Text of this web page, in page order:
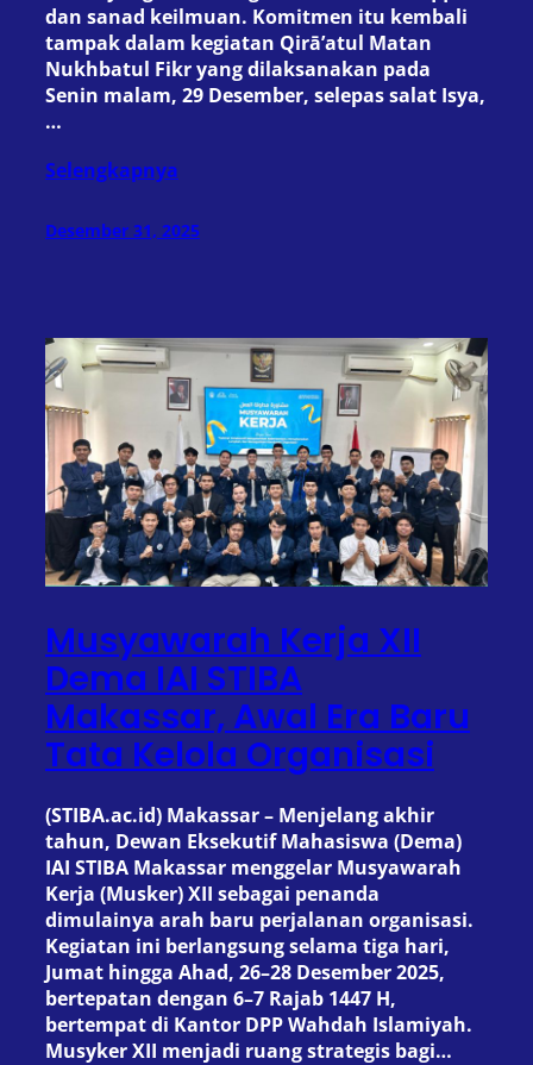
dan sanad keilmuan. Komitmen itu kembali
tampak dalam kegiatan Qirā’atul Matan
Nukhbatul Fikr yang dilaksanakan pada
Senin malam, 29 Desember, selepas salat Isya,
…
Selengkapnya
Desember 31, 2025
Musyawarah Kerja XII
Dema IAI STIBA
Makassar, Awal Era Baru
Tata Kelola Organisasi
(STIBA.ac.id) Makassar – Menjelang akhir
tahun, Dewan Eksekutif Mahasiswa (Dema)
IAI STIBA Makassar menggelar Musyawarah
Kerja (Musker) XII sebagai penanda
dimulainya arah baru perjalanan organisasi.
Kegiatan ini berlangsung selama tiga hari,
Jumat hingga Ahad, 26–28 Desember 2025,
bertepatan dengan 6–7 Rajab 1447 H,
bertempat di Kantor DPP Wahdah Islamiyah.
Musyker XII menjadi ruang strategis bagi…